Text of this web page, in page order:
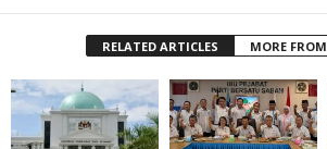
RELATED ARTICLES MORE